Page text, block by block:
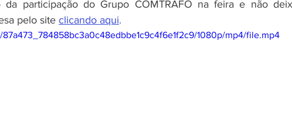
participação do Grupo COMTRAFO na feira e não
pelo site clicando aqui.
1080p/mp4/file.mp4